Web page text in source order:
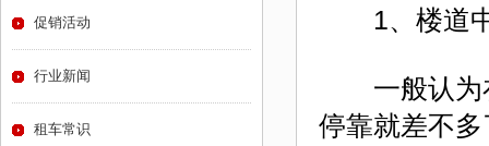
1、楼道
一般认为在
停靠就差不
促销活动
行业新闻
租车常识